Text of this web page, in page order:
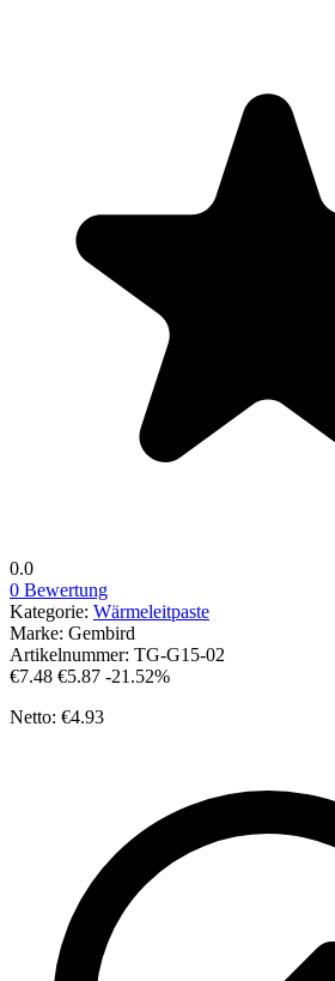
0.0
0 Bewertung
Kategorie: Wärmeleitpaste
Marke: Gembird
Artikelnummer: TG-G15-02
€7.48 €5.87 -21.52%
Netto: €4.93